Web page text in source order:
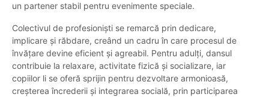
un partener stabil pentru evenimente speciale.
Colectivul de profesioniști se remarcă prin dedicare,
implicare și răbdare, creând un cadru în care procesul de
învățare devine eficient și agreabil. Pentru adulți, dansul
contribuie la relaxare, activitate fizică și socializare, iar
copiilor li se oferă sprijin pentru dezvoltare armonioasă,
creșterea încrederii și integrarea socială, prin participarea